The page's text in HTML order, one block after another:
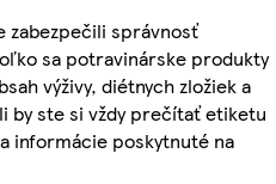
zabezpečili správnosť
sa potravinárske produkty
výživy, diétnych zložiek a
by ste si vždy prečítať etiketu
informácie poskytnuté na